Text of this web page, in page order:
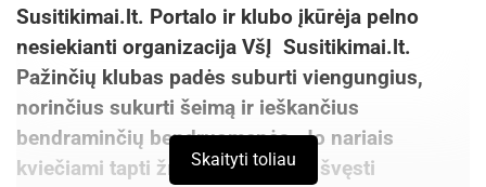
Susitikimai.lt. Portalo ir klubo įkūrėja pelno
nesiekianti organizacija VšĮ Susitikimai.lt.
Pažinčių klubas padės suburti viengungius,
norinčius sukurti šeimą ir ieškančius
bendraminčių bendruomenės. Jo nariais
kviečiami tapti žmonės, galintys švęsti
Skaityti toliau